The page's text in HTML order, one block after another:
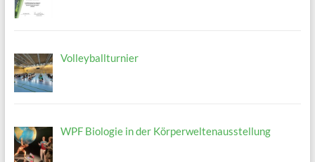
Volleyballturnier
WPF Biologie in der Körperweltenausstellung